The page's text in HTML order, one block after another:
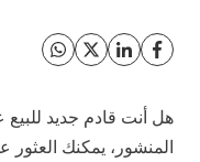
هل أنت قادم جديد للبيع
المنشور، يمكنك